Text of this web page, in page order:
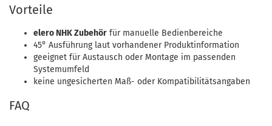
Vorteile
elero NHK Zubehör für manuelle Bedienbereiche
45° Ausführung laut vorhandener Produktinformation
geeignet für Austausch oder Montage im passenden
Systemumfeld
keine ungesicherten Maß- oder Kompatibilitätsangaben
FAQ